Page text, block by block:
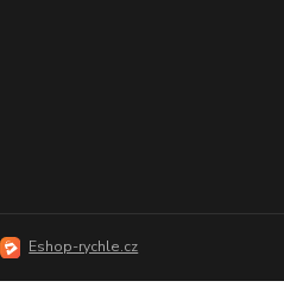
Eshop-rychle.cz